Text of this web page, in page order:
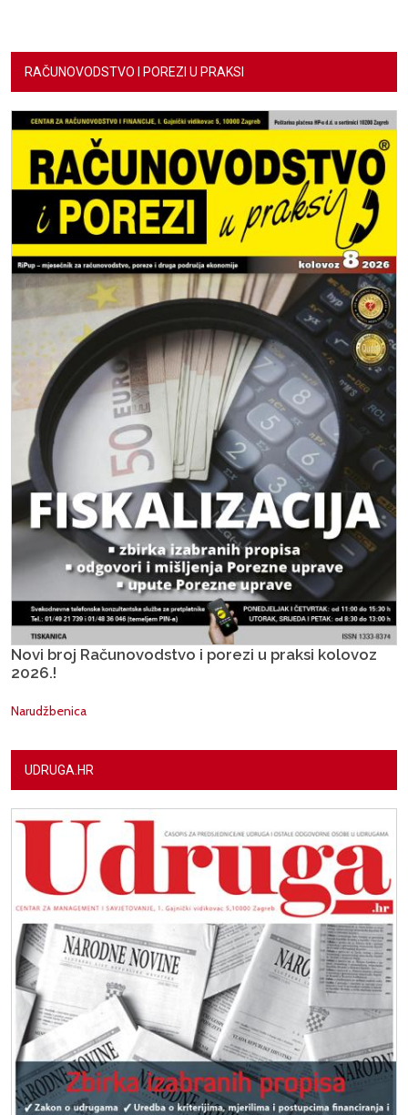
RAČUNOVODSTVO I POREZI U PRAKSI
Novi broj Računovodstvo i porezi u praksi kolovoz
2026.!
Narudžbenica
UDRUGA.HR